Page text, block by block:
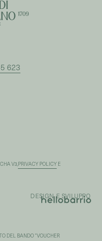
623
V3,PRIVACY POLICY E
DESIGN E SVILUPPO
DEL BANDO “VOUCHER